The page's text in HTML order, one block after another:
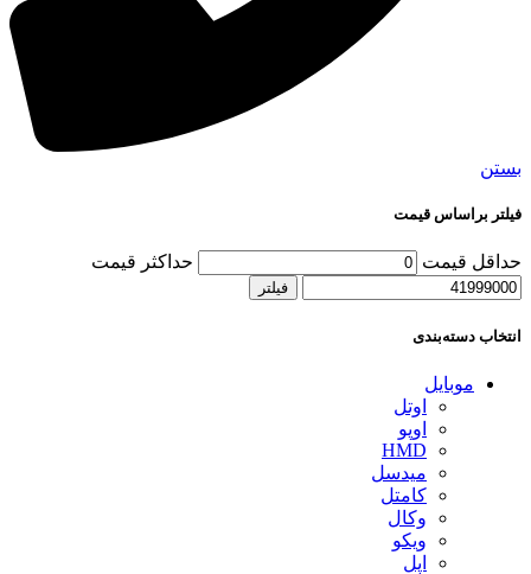
بستن
فیلتر براساس قیمت
حداقل قیمت حداكثر قيمت
فیلتر
انتخاب دسته‌بندی
موبایل
اوتل
اوپو
HMD
میدسل
کامتل
وکال
ویکو
اپل